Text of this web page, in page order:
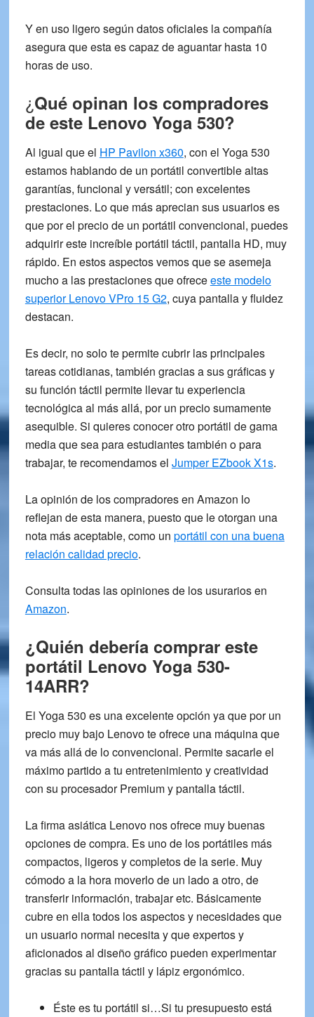
Y en uso ligero según datos oficiales la compañía
asegura que esta es capaz de aguantar hasta 10
horas de uso.
¿Qué opinan los compradores
de este Lenovo Yoga 530?
Al igual que el HP Pavilon x360, con el Yoga 530
estamos hablando de un portátil convertible altas
garantías, funcional y versátil; con excelentes
prestaciones. Lo que más aprecian sus usuarios es
que por el precio de un portátil convencional, puedes
adquirir este increíble portátil táctil, pantalla HD, muy
rápido. En estos aspectos vemos que se asemeja
mucho a las prestaciones que ofreceeste modelo
superiorLenovo VPro 15 G2, cuya pantalla y fluidez
destacan.
Es decir, no solo te permite cubrir las principales
tareas cotidianas, también gracias a sus gráficas y
su función táctil permite llevar tu experiencia
tecnológica al más allá, por un precio sumamente
asequible. Si quieres conocer otro portátil de gama
media que sea para estudiantes también o para
trabajar, te recomendamos el Jumper EZbook X1s.
La opinión de los compradores en Amazon lo
reflejan de esta manera, puesto que le otorgan una
nota más aceptable, como un portátil con una buena
relación calidad precio.
Consulta todas las opiniones de los usurarios en
Amazon.
¿Quién debería comprar este
portátil Lenovo Yoga 530-
14ARR?
El Yoga 530 es una excelente opción ya que por un
precio muy bajo Lenovo te ofrece una máquina que
va más allá de lo convencional. Permite sacarle el
máximo partido a tu entretenimiento y creatividad
con su procesador Premium y pantalla táctil.
La firma asiática Lenovo nos ofrece muy buenas
opciones de compra. Es uno de los portátiles más
compactos, ligeros y completos de la serie. Muy
cómodo a la hora moverlo de un lado a otro, de
transferir información, trabajar etc. Básicamente
cubre en ella todos los aspectos y necesidades que
un usuario normal necesita y que expertos y
aficionados al diseño gráfico pueden experimentar
gracias su pantalla táctil y lápiz ergonómico.
Éste es tu portátil si…Si tu presupuesto está